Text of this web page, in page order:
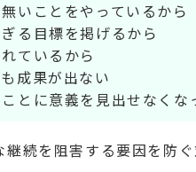
いことをやっているから
る目標を掲げるから
ているから
成果が出ない
とに意義を見出せなくな
継続を阻害する要因を防